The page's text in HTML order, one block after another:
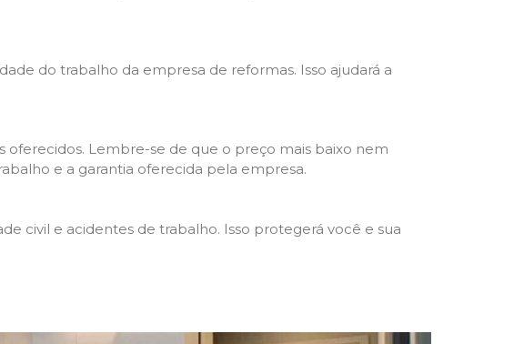
do trabalho da empresa de reformas. Isso ajudará a
Lembre-se de que o preço mais baixo nem
e a garantia oferecida pela empresa.
civil e acidentes de trabalho. Isso protegerá você e sua